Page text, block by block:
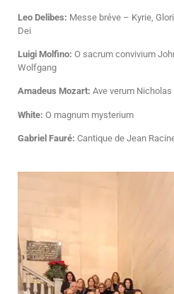
Leo Delibes: Messe bréve – Kyrie,
Dei
Luigi Molfino: O sacrum convivium
Wolfgang
Amadeus Mozart: Ave verum Nicholas
White: O magnum mysterium
Gabriel Fauré: Cantique de Jean